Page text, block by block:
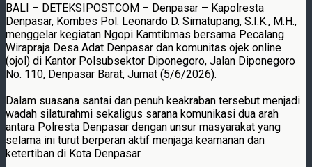
BALI – DETEKSIPOST.COM – Denpasar – Kapolresta
Denpasar, Kombes Pol. Leonardo D. Simatupang, S.I.K., M.H.,
menggelar kegiatan Ngopi Kamtibmas bersama Pecalang
Wirapraja Desa Adat Denpasar dan komunitas ojek online
(ojol) di Kantor Polsubsektor Diponegoro, Jalan Diponegoro
No. 110, Denpasar Barat, Jumat (5/6/2026).
Dalam suasana santai dan penuh keakraban tersebut menjadi
wadah silaturahmi sekaligus sarana komunikasi dua arah
antara Polresta Denpasar dengan unsur masyarakat yang
selama ini turut berperan aktif menjaga keamanan dan
ketertiban di Kota Denpasar.